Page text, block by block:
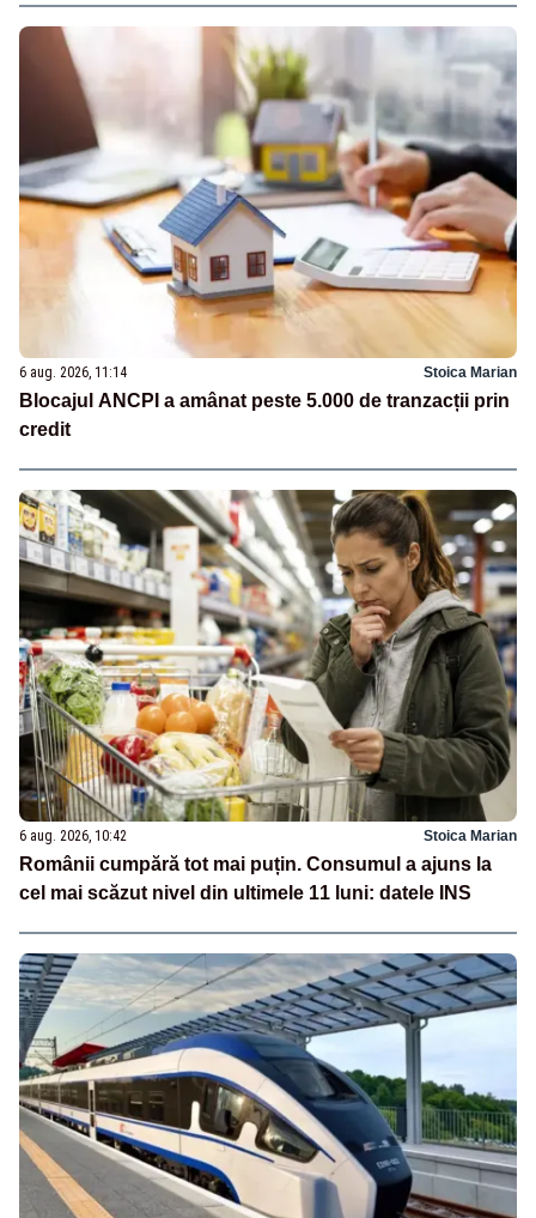
6 aug. 2026, 11:14 Stoica Marian
Blocajul ANCPI a amânat peste 5.000 de tranzacții prin
credit
6 aug. 2026, 10:42 Stoica Marian
Românii cumpără tot mai puțin. Consumul a ajuns la
cel mai scăzut nivel din ultimele 11 luni: datele INS